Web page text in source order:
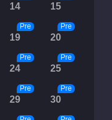
14 15
19
Pre
20
Pre
24
Pre
25
Pre
29
Pre
30
Pre